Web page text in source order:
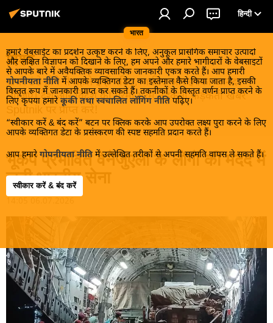
भारत
हिन्दी
हमारे वेबसाईट का प्रदर्शन उत्कृष्ट करने के लिए, अनुकूल प्रासंगिक समाचार उत्पादों
और लक्षित विज्ञापन को दिखाने के लिए, हम अपने और हमारे भागीदारों के वेबसाइटों
से आपके बारे में अवैयक्तिक व्यावसायिक जानकारी एकत्र करते हैं। आप हमारी
गोपनीयता नीति में आपके व्यक्तिगत डेटा का इस्तेमाल कैसे किया जाता है, इसकी
विस्तृत रूप में जानकारी प्राप्त कर सकते हैं। तकनीकों के विस्तृत वर्णन प्राप्त करने के
लिए कृपया हमारे कूकी तथा स्वचालित लॉगिंग नीति पढ़िए।
“स्वीकार करें & बंद करें” बटन पर क्लिक करके आप उपरोक्त लक्ष्य पुरा करने के लिए
आपके व्यक्तिगत डेटा के प्रसंस्करण की स्पष्ट सहमति प्रदान करते हैं।
आप हमारे गोपनीयता नीति में उल्लेखित तरीकों से अपनी सहमति वापस ले सकते हैं।
स्वीकार करें & बंद करें
विश्व
खबरें ठंडे होने से पहले इन्हें पढ़िए, जानिए और इनका आनंद
लीजिए। देश और विदेश की गरमा गरम तड़कती फड़कती खबरें
Sputnik पर प्राप्त करें!
भूकंप प्रभावित वेनेजुएला के लोगों की मदद में
जुटी भारतीय सेना